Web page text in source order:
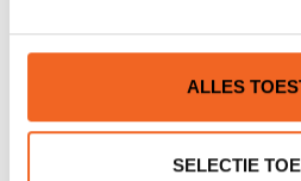
ALLES
SELECTIE
€109,00€89,00